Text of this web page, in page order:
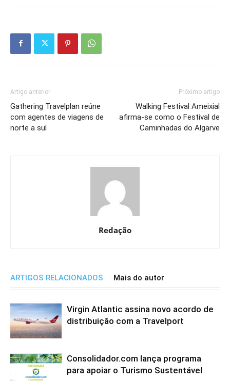
Artigo anterior
Gathering Travelplan reúne
com agentes de viagens de
norte a sul
Próximo artigo
Walking Festival Ameixial
afirma-se como o Festival de
Caminhadas do Algarve
Redação
ARTIGOS RELACIONADOS Mais do autor
Virgin Atlantic assina novo acordo de
distribuição com a Travelport
Consolidador.com lança programa
para apoiar o Turismo Sustentável